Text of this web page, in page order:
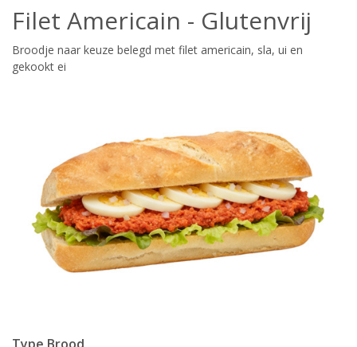
Filet Americain - Glutenvrij
Broodje naar keuze belegd met filet americain, sla, ui en
gekookt ei